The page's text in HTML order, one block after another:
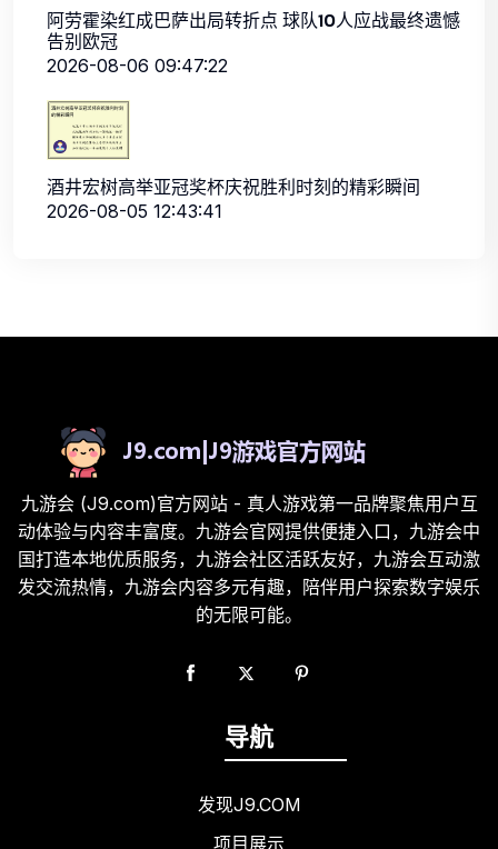
阿劳霍染红成巴萨出局转折点 球队10人应战最终遗憾
告别欧冠
2026-08-06 09:47:22
酒井宏树高举亚冠奖杯庆祝胜利时刻的精彩瞬间
2026-08-05 12:43:41
九游会 (J9.com)官方网站 - 真人游戏第一品牌聚焦用户互
动体验与内容丰富度。九游会官网提供便捷入口，九游会中
国打造本地优质服务，九游会社区活跃友好，九游会互动激
发交流热情，九游会内容多元有趣，陪伴用户探索数字娱乐
的无限可能。
导航
发现J9.COM
项目展示